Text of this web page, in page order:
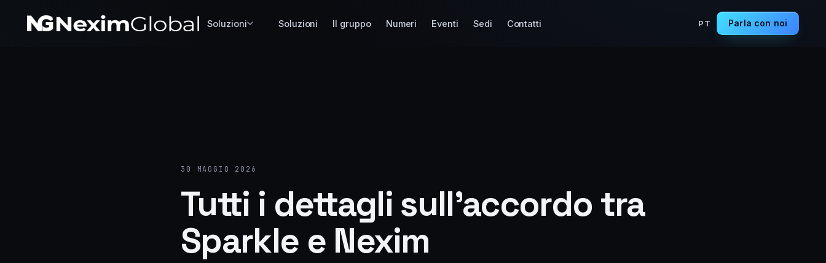
Soluzioni Soluzioni Il gruppo Numeri Eventi Sedi Contatti PT Parla con noi
30 MAGGIO 2026
Tutti i dettagli sull’accordo tra
Sparkle e Nexim